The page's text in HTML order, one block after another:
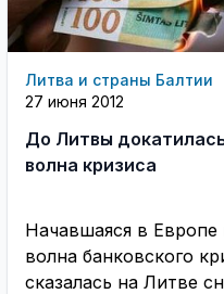
Литва и страны Балтии
27 июня 2012
До Литвы
волна кризиса
Начавшаяся в Европе
волна банковского
сказалась на Литве